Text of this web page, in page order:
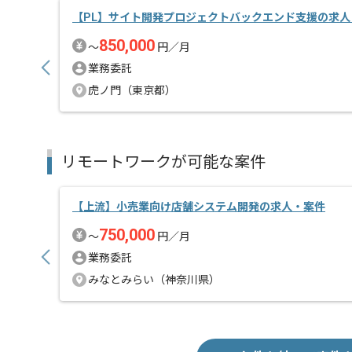
【PL】サイト開発プロジェクトバックエンド支援の求
〜850,000 円／月
業務委託
虎ノ門（東京都）
リモートワークが可能な案件
【上流】小売業向け店舗システム開発の求人・案件
〜750,000 円／月
業務委託
みなとみらい（神奈川県）